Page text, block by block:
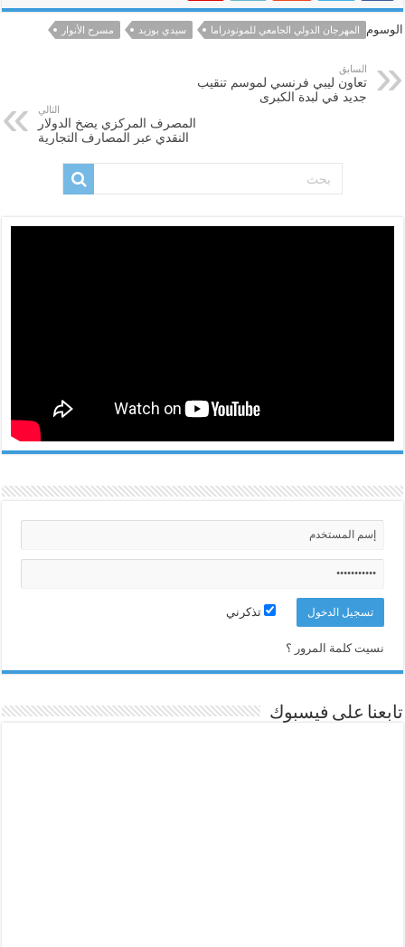
الوسوم المهرجان الدولي الجامعي للمونودراما سيدي بوزيد مسرح الأنوار
السابق
تعاون ليبي فرنسي لموسم تنقيب
جديد في لبدة الكبرى
التالي
المصرف المركزي يضخ الدولار
النقدي عبر المصارف التجارية
تذكرني
نسيت كلمة المرور ؟
تابعنا على فيسبوك